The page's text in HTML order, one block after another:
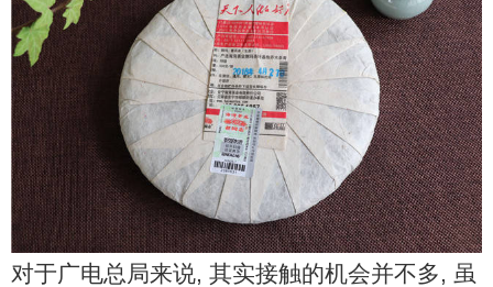
对于广电总局来说, 其实接触的机会并不多, 虽